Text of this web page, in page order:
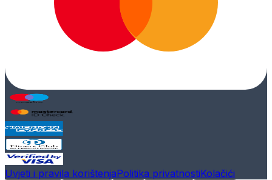
Uvjeti i pravila korištenjaPolitika privatnostiKolačići